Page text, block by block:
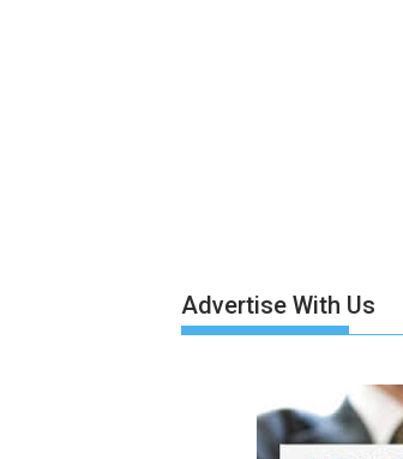
Advertise With Us